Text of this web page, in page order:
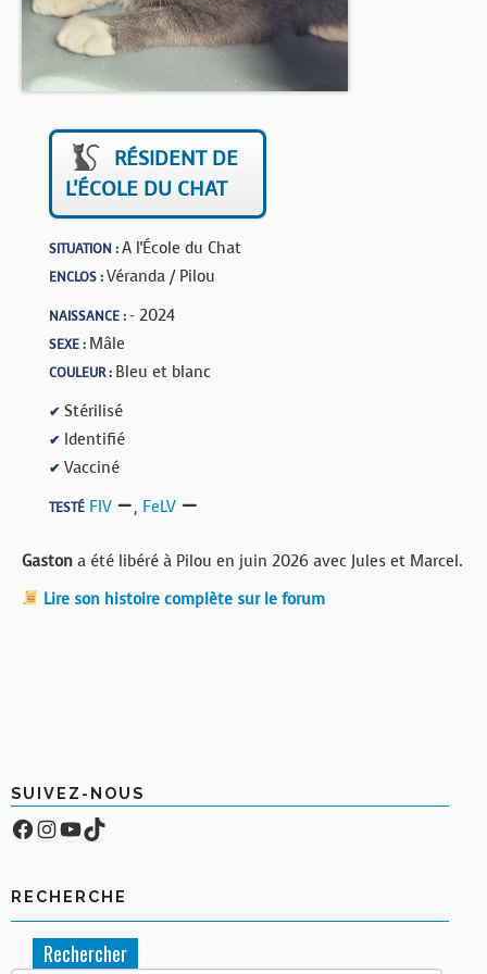
BOUTIQUE
FORUM
RÉSIDENT DE
L'ÉCOLE DU CHAT
SITUATION :A l'École du Chat
ENCLOS :Véranda / Pilou
NAISSANCE :- 2024
SEXE : Mâle
COULEUR : Bleu et blanc
✔ Stérilisé
✔ Identifié
✔ Vacciné
TESTÉ FIV , FeLV
Gaston a été libéré à Pilou en juin 2026 avec Jules et Marcel.
Lire son histoire complète sur le forum
SUIVEZ-NOUS
Facebook
Compte Instagram
YouTube
TikTok
RECHERCHE
Rechercher :